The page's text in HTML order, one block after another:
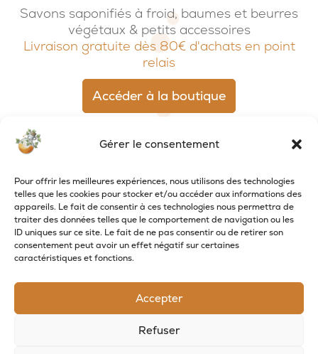
Gérer le consentement
Pour offrir les meilleures expériences, nous utilisons des technologies
telles que les cookies pour stocker et/ou accéder aux informations des
appareils. Le fait de consentir à ces technologies nous permettra de
traiter des données telles que le comportement de navigation ou les
ID uniques sur ce site. Le fait de ne pas consentir ou de retirer son
consentement peut avoir un effet négatif sur certaines
caractéristiques et fonctions.
Accepter
Refuser
Savons saponifiés à froid, baumes et beurres
végétaux & petits accessoires
Livraison gratuite dès 80€ d'achats en point
relais
Accéder à la boutique
RECEVOIR LES NOUVELLES DE LA SAVONNERIE
Inscrivez-vous à notre newsletter pour
recevoir des offres et suivre nos actus